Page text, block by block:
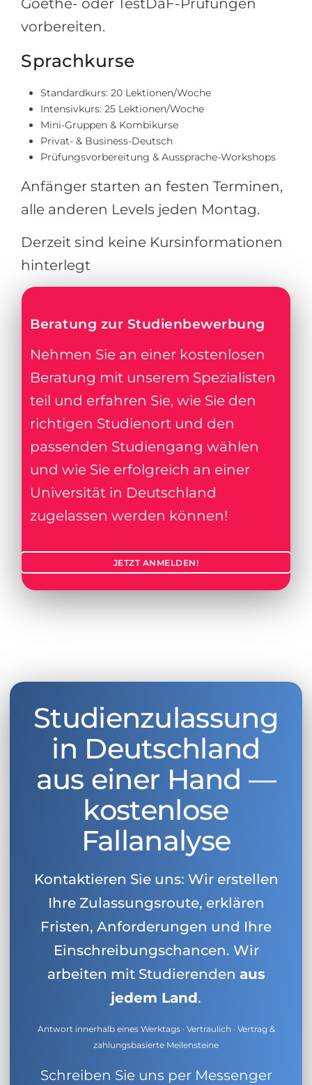
Goethe- oder TestDaF-Prüfungen
vorbereiten.
Sprachkurse
Standardkurs: 20 Lektionen/Woche
Intensivkurs: 25 Lektionen/Woche
Mini-Gruppen & Kombikurse
Privat- & Business-Deutsch
Prüfungsvorbereitung & Aussprache-Workshops
Anfänger starten an festen Terminen,
alle anderen Levels jeden Montag.
Derzeit sind keine Kursinformationen
hinterlegt
Beratung zur Studienbewerbung
Nehmen Sie an einer kostenlosen
Beratung mit unserem Spezialisten
teil und erfahren Sie, wie Sie den
richtigen Studienort und den
passenden Studiengang wählen
und wie Sie erfolgreich an einer
Universität in Deutschland
zugelassen werden können!
JETZT ANMELDEN!
Studienzulassung
in Deutschland
aus einer Hand —
kostenlose
Fallanalyse
Kontaktieren Sie uns: Wir erstellen
Ihre Zulassungsroute, erklären
Fristen, Anforderungen und Ihre
Einschreibungschancen. Wir
arbeiten mit Studierenden aus
jedem Land.
Antwort innerhalb eines Werktags · Vertraulich · Vertrag &
zahlungsbasierte Meilensteine
Schreiben Sie uns per Messenger